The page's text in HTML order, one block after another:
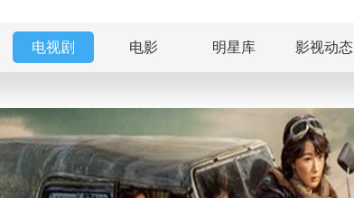
电视剧 电影 明星库 影视动态